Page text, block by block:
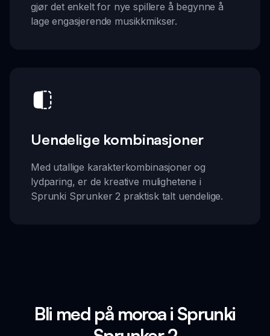
gjør det enkelt for nye spillere å begynne å
lage engasjerende musikkmikser.
Uendelige kombinasjoner
Med utallige karakterkombinasjoner og
lydparing, er de kreative mulighetene i
Sprunki Sprunker 2 praktisk talt uendelige.
Bli med på moroa i Sprunki